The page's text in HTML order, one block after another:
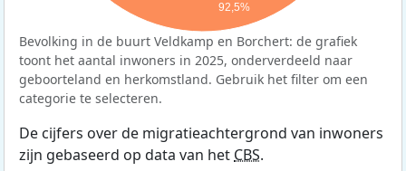
92,5%
Bevolking in de buurt Veldkamp en Borchert: de grafiek
toont het aantal inwoners in 2025, onderverdeeld naar
geboorteland en herkomstland. Gebruik het filter om een
categorie te selecteren.
De cijfers over de migratieachtergrond van inwoners
zijn gebaseerd op data van het CBS.